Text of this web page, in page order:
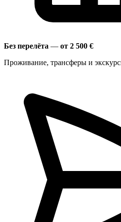
Без перелёта — от 2 500 €
Проживание, трансферы и